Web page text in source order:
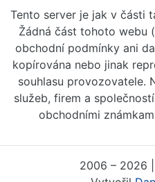
Tento server je jak v části
Žádná část tohoto webu
obchodní podmínky ani
kopírována nebo jinak
souhlasu provozovatele.
služeb, firem a
obchodními
2006 – 2026 |